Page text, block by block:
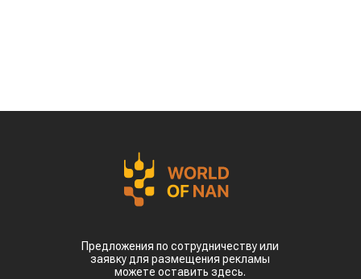
Предложения по сотрудничеству или
заявку для размещения рекламы
можете оставить здесь.